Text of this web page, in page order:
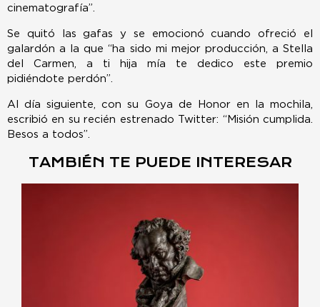
cinematografía”.
Se quitó las gafas y se emocionó cuando ofreció el
galardón a la que “ha sido mi mejor producción, a Stella
del Carmen, a ti hija mía te dedico este premio
pidiéndote perdón”.
Al día siguiente, con su Goya de Honor en la mochila,
escribió en su recién estrenado Twitter: “Misión cumplida.
Besos a todos”.
TAMBIÉN TE PUEDE INTERESAR